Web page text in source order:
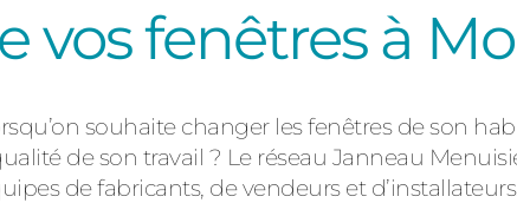
vos fenêtres à
souhaite changer les fenêtres de son
de son travail ? Le réseau Janneau
de fabricants, de vendeurs et